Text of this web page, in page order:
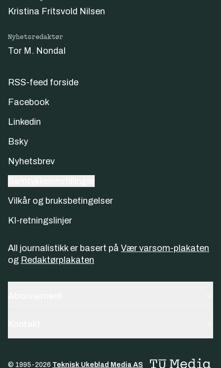
Kristina Fritsvold Nilsen
Nyhetsredaktør
Tor M. Nondal
RSS-feed forside
Facebook
Linkedin
Bsky
Nyhetsbrev
Vilkår og bruksbetingelser
KI-retningslinjer
All journalistikk er basert på Vær varsom-plakaten
og Redaktørplakaten
© 1995-2026 Teknisk Ukeblad Media AS